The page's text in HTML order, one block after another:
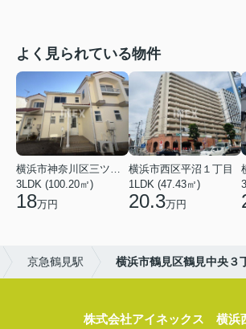
よく見られている物件
横浜市神奈川区三ツ沢上町
3LDK (100.20㎡)
18万円
横浜市西区平沼１丁目
1LDK (47.43㎡)
20.3万円
京急鶴見駅 横浜市鶴見区鶴見中央３
株式会社アイネックス 横浜